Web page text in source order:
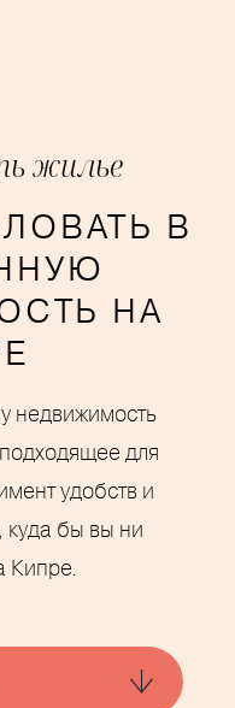
жилье
В
НА
недвижимость
для
удобств и
куда бы вы ни
Кипре.